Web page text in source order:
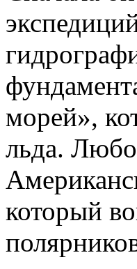
морей»,
льда.
который